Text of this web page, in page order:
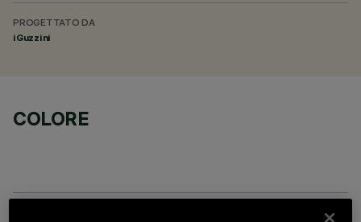
PROGETTATO DA
iGuzzini
COLORE